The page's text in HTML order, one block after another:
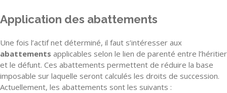
Application des abattements
Une fois l’actif net déterminé, il faut s’intéresser aux
abattements applicables selon le lien de parenté entre l’héritier
et le défunt. Ces abattements permettent de réduire la base
imposable sur laquelle seront calculés les droits de succession.
Actuellement, les abattements sont les suivants :